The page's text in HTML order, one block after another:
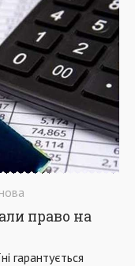
право на
гарантується